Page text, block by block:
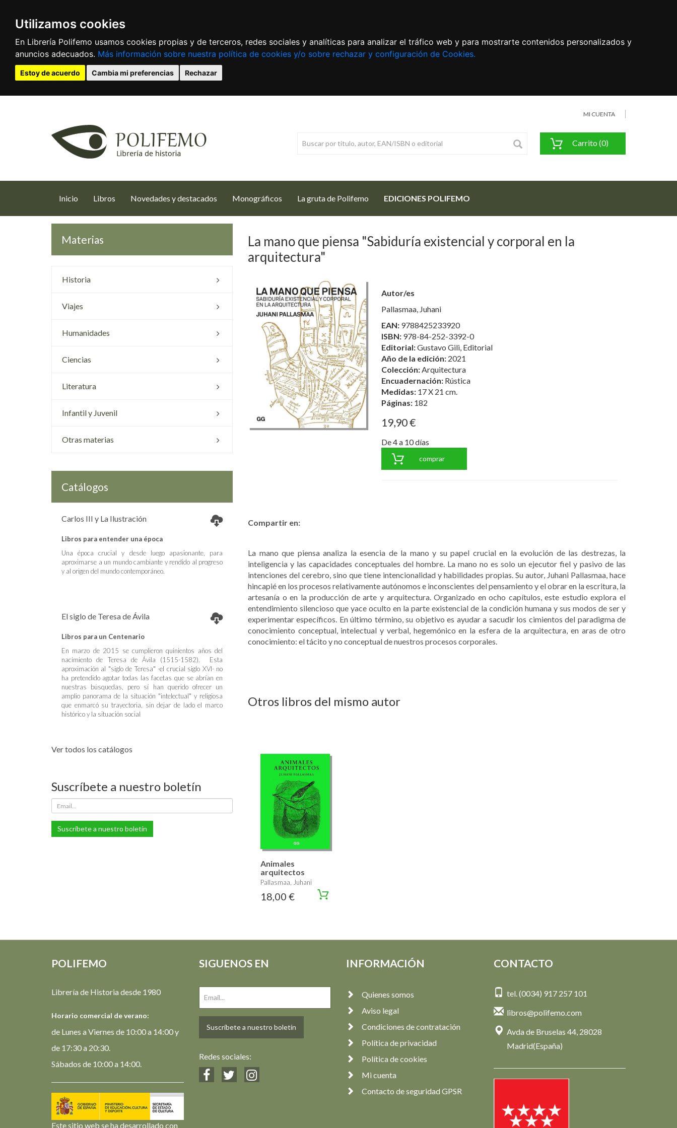
Utilizamos cookies
En Librería Polifemo usamos cookies propias y de terceros, redes sociales y analíticas para analizar el tráfico web y para mostrarte contenidos personalizados y
anuncios adecuados. Más información sobre nuestra política de cookies y/o sobre rechazar y configuración de Cookies.
Estoy de acuerdo Cambia mi preferencias Rechazar
MI CUENTA
Carrito (0)
Inicio (current)
Libros Novedades y destacados Monográficos La gruta de Polifemo EDICIONES POLIFEMO
Materias
Historia
Viajes
Humanidades
Ciencias
Literatura
Infantil y Juvenil
Otras materias
Catálogos
Carlos III y La Ilustración
Libros para entender una época
Una época crucial y desde luego apasionante, para
aproximarse a un mundo cambiante y rendido al progreso
y al origen del mundo contemporáneo.
El siglo de Teresa de Ávila
Libros para un Centenario
En marzo de 2015 se cumplieron quinientos años del
nacimiento de Teresa de Ávila (1515-1582). Esta
aproximación al "siglo de Teresa" -el crucial siglo XVI- no
ha pretendido agotar todas las facetas que se abrían en
nuestras búsquedas, pero sí han querido ofrecer un
amplio panorama de la situación "intelectual" y religiosa
que enmarcó su trayectoria, sin dejar de lado el marco
histórico y la situación social
Ver todos los catálogos
Suscríbete a nuestro boletín
Suscríbete a nuestro boletín
La mano que piensa "Sabiduría existencial y corporal en la
arquitectura"
Autor/es
Pallasmaa, Juhani
EAN: 9788425233920
ISBN: 978-84-252-3392-0
Editorial:Gustavo Gili, Editorial
Año de la edición: 2021
Colección:Arquitectura
Encuadernación: Rústica
Medidas: 17 X 21 cm.
Páginas: 182
19,90 €
De 4 a 10 días
comprar
Compartir en:
La mano que piensa analiza la esencia de la mano y su papel crucial en la evolución de las destrezas, la
inteligencia y las capacidades conceptuales del hombre. La mano no es solo un ejecutor fiel y pasivo de las
intenciones del cerebro, sino que tiene intencionalidad y habilidades propias. Su autor, Juhani Pallasmaa, hace
hincapié en los procesos relativamente autónomos e inconscientes del pensamiento y el obrar en la escritura, la
artesanía o en la producción de arte y arquitectura. Organizado en ocho capítulos, este estudio explora el
entendimiento silencioso que yace oculto en la parte existencial de la condición humana y sus modos de ser y
experimentar específicos. En último término, su objetivo es ayudar a sacudir los cimientos del paradigma de
conocimiento conceptual, intelectual y verbal, hegemónico en la esfera de la arquitectura, en aras de otro
conocimiento: el tácito y no conceptual de nuestros procesos corporales.
Otros libros del mismo autor
Animales
arquitectos
Pallasmaa, Juhani
18,00 €
POLIFEMO
Librería de Historia desde 1980
Horario comercial de verano:
de Lunes a Viernes de 10:00 a 14:00 y
de 17:30 a 20:30.
Sábados de 10:00 a 14:00.
Este sitio web se ha desarrollado con
SIGUENOS EN
Suscríbete a nuestro boletín
Redes sociales:
INFORMACIÓN
Quienes somos
Aviso legal
Condiciones de contratación
Política de privacidad
Política de cookies
Mi cuenta
Contacto de seguridad GPSR
CONTACTO
tel. (0034) 917 257 101
libros@polifemo.com
Avda de Bruselas 44, 28028
Madrid(España)